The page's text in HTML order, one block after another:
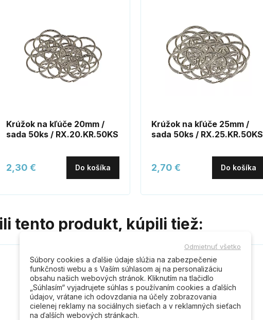
Krúžok na kľúče 20mm /
sada 50ks / RX.20.KR.50KS
2,30 € Do košíka
Krúžok na kľúče 25mm /
sada 50ks / RX.25.KR.50KS
2,70 € Do košíka
tento produkt, kúpili tiež:
Odmietnuť všetko
Súbory cookies a ďalšie údaje slúžia na zabezpečenie
funkčnosti webu a s Vaším súhlasom aj na personalizáciu
obsahu našich webových stránok. Kliknutím na tlačidlo
„Súhlasím“ vyjadrujete súhlas s používaním cookies a ďalších
údajov, vrátane ich odovzdania na účely zobrazovania
cielenej reklamy na sociálnych sieťach a v reklamných sieťach
na ďalších webových stránkach.